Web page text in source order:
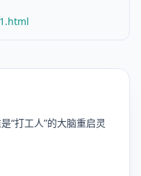
“打工人”的大脑重启灵